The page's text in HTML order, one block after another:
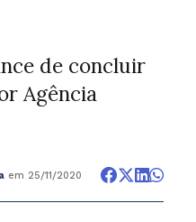
de concluir
Agência
em 25/11/2020